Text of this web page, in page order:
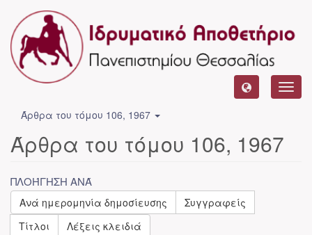
Άρθρα του τόμου 106, 1967
Άρθρα του τόμου 106, 1967
ΠΛΟΉΓΗΣΗ ΑΝΆ
Ανά ημερομηνία δημοσίευσης
Συγγραφείς
Τίτλοι
Λέξεις κλειδιά